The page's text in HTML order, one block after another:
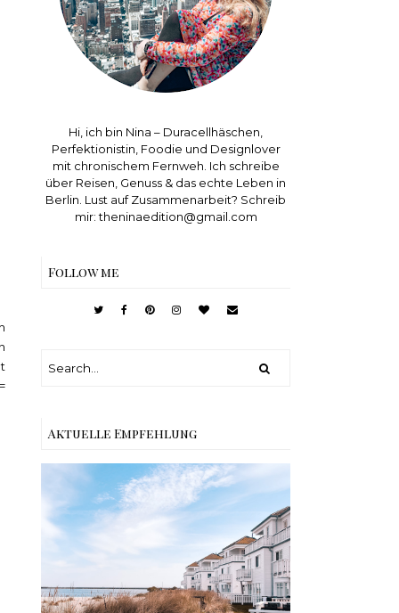
Hi, ich bin Nina – Duracellhäschen,
Perfektionistin, Foodie und Designlover
mit chronischem Fernweh. Ich schreibe
über Reisen, Genuss & das echte Leben in
Berlin. Lust auf Zusammenarbeit? Schreib
mir: theninaedition@gmail.com
Follow me
Aktuelle Empfehlung
Reisen - Schleiregion